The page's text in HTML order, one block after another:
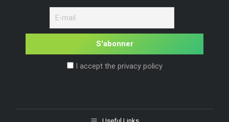
I accept the privacy policy